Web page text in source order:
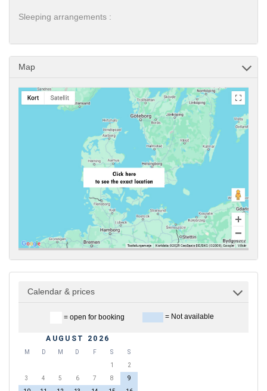
Sleeping arrangements :
Map
Calendar & prices
= open for booking = Not available
AUGUST 2026
M D M D F S
S
1
2
3
4 5 6 7 8
9